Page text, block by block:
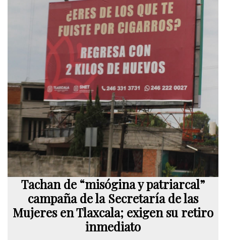
Tachan de “misógina y patriarcal”
campaña de la Secretaría de las
Mujeres en Tlaxcala; exigen su retiro
inmediato